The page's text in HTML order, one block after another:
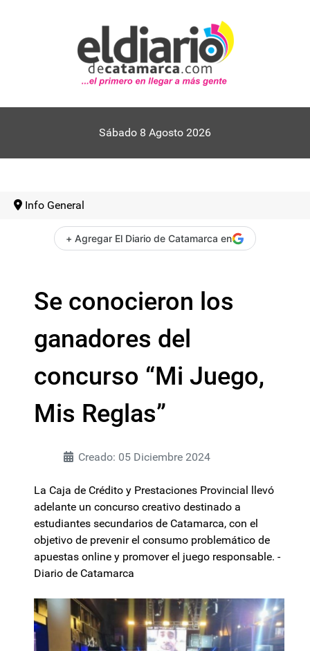
Sábado 8 Agosto 2026
Info General
+ Agregar El Diario de Catamarca en
Se conocieron los
ganadores del
concurso “Mi Juego,
Mis Reglas”
Creado: 05 Diciembre 2024
La Caja de Crédito y Prestaciones Provincial llevó
adelante un concurso creativo destinado a
estudiantes secundarios de Catamarca, con el
objetivo de prevenir el consumo problemático de
apuestas online y promover el juego responsable. -
Diario de Catamarca